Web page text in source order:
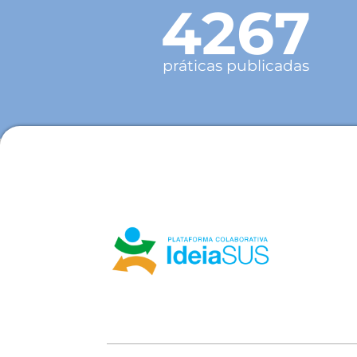
4267
práticas publicadas